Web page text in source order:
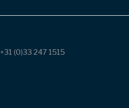
+31 (0)33 247 1515